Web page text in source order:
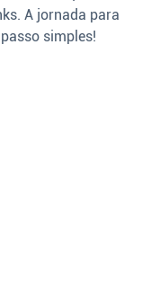
A jornada para
simples!